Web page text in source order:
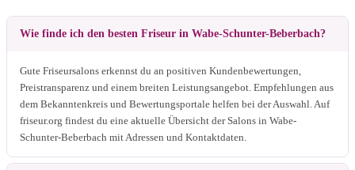
Wie finde ich den besten Friseur in Wabe-Schunter-Beberbach?
Gute Friseursalons erkennst du an positiven Kundenbewertungen,
Preistransparenz und einem breiten Leistungsangebot. Empfehlungen aus
dem Bekanntenkreis und Bewertungsportale helfen bei der Auswahl. Auf
friseur.org findest du eine aktuelle Übersicht der Salons in Wabe-
Schunter-Beberbach mit Adressen und Kontaktdaten.